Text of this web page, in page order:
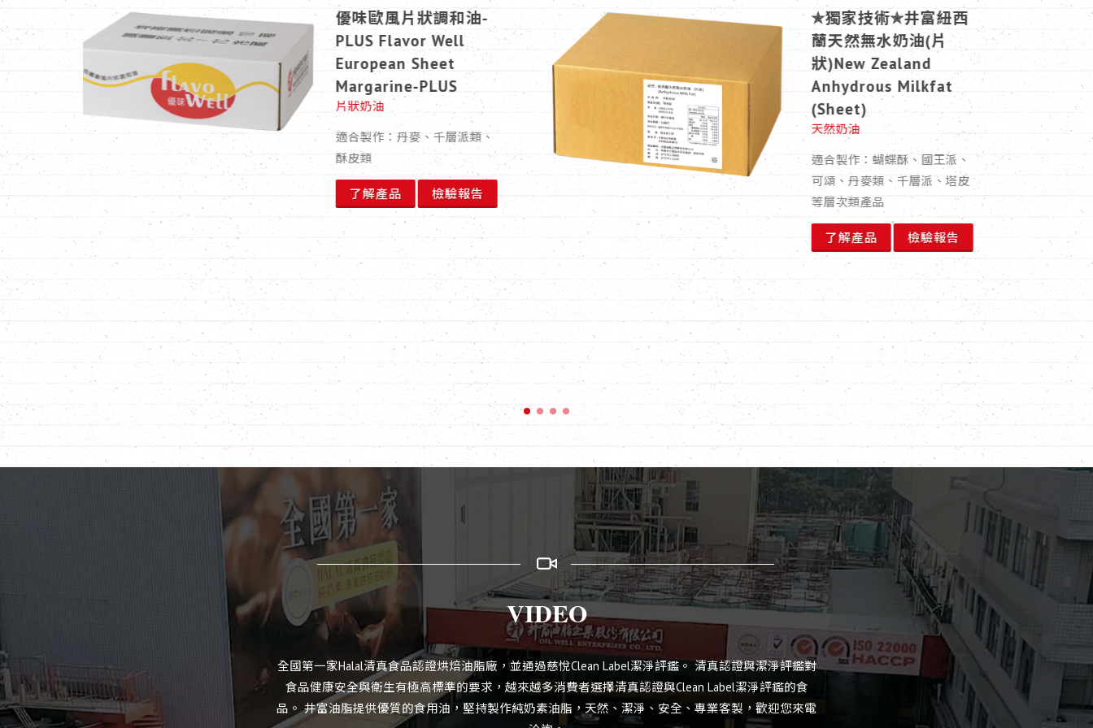
油-
告
✯獨家技術✯井富紐西
蘭天然無水奶油(片
狀)New Zealand
Anhydrous Milkfat
(Sheet)
天然奶油
適合製作：蝴蝶酥、國王派、
可頌、丹麥類、千層派、塔皮
等層次類產品
了解產品 檢驗報告
★NO.1人氣商品★紐西
蘭天然無水奶油New
Zealand Anhydrous
Milkfat
天然奶油
適合製作：中式月餅、豆餡、
餡料、油皮油酥類、蛋糕、餅
乾、義大利麵醬、蛋捲、牛軋
糖
了解產品 檢驗報告
VIDEO
全國第一家Halal清真食品認證烘焙油脂廠，並通過慈悅Clean Label潔淨評鑑。 清真認證與潔淨評鑑對
食品健康安全與衛生有極高標準的要求，越來越多消費者選擇清真認證與Clean Label潔淨評鑑的食
品。 井富油脂提供優質的食用油，堅持製作純奶素油脂，天然、潔淨、安全、專業客製，歡迎您來電